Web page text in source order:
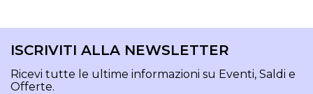
ISCRIVITI ALLA NEWSLETTER
Ricevi tutte le ultime informazioni su Eventi, Saldi e
Offerte.